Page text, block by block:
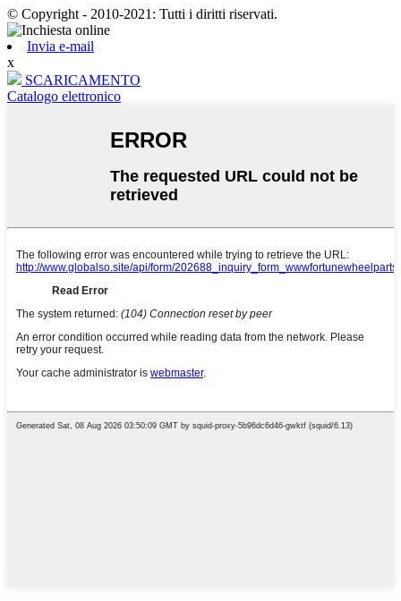
© Copyright - 2010-2021: Tutti i diritti riservati.
Invia e-mail
x
SCARICAMENTO
Catalogo elettronico